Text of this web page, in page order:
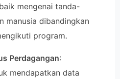
mengenai tanda-
manusia dibandingkan
program.
Perdagangan:
mendapatkan data